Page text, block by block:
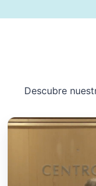
Descubre